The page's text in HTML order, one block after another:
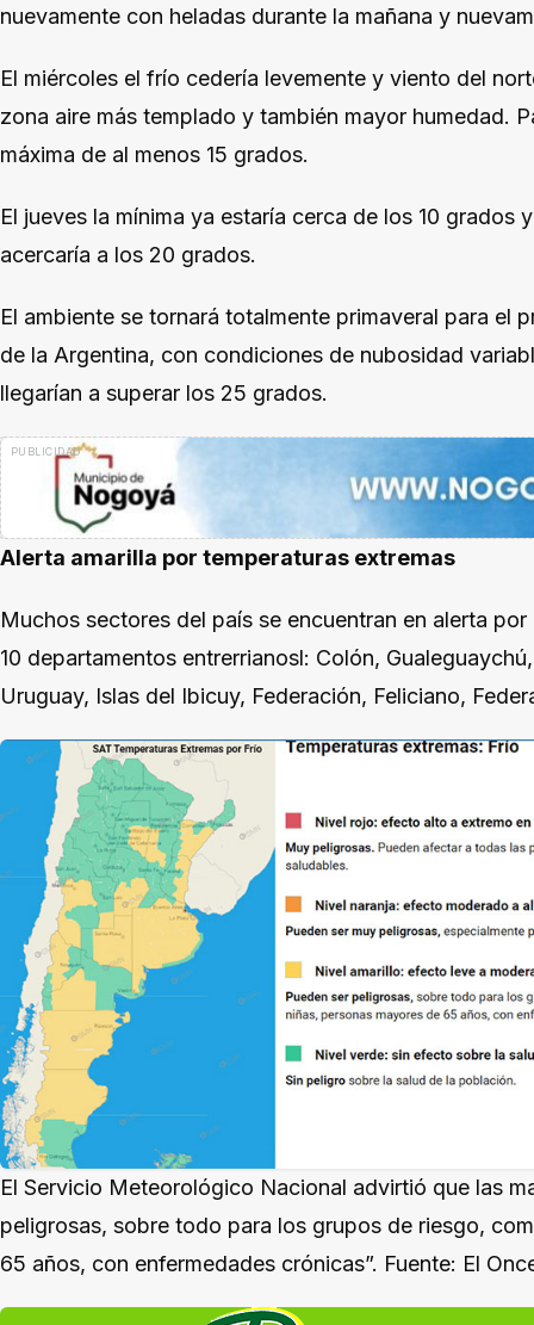
nuevamente con heladas durante la mañana y
El miércoles el frío cedería levemente y viento del
zona aire más templado y también mayor humedad.
máxima de al menos 15 grados.
El jueves la mínima ya estaría cerca de los 10 grados
acercaría a los 20 grados.
El ambiente se tornará totalmente primaveral para el
de la Argentina, con condiciones de nubosidad
llegarían a superar los 25 grados.
Alerta amarilla por temperaturas extremas
Muchos sectores del país se encuentran en alerta
10 departamentos entrerrianosl: Colón,
Uruguay, Islas del Ibicuy, Federación, Feliciano,
El Servicio Meteorológico Nacional advirtió que las
peligrosas, sobre todo para los grupos de riesgo,
65 años, con enfermedades crónicas”. Fuente: El